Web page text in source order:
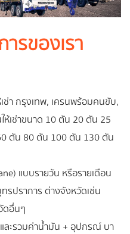
รของเรา
ช่า กรุงเทพ, เครนพร้อมคนขับ,
เช่าขนาด 10 ตัน 20 ตัน 25
ตัน 80 ตัน 100 ตัน 130 ตัน
แบบรายวัน หรือรายเดือน
ปราการ ต่างจังหวัดเช่น
ดอื่นๆ
ะรวมค่าน้ำมัน + อุปกรณ์ บา